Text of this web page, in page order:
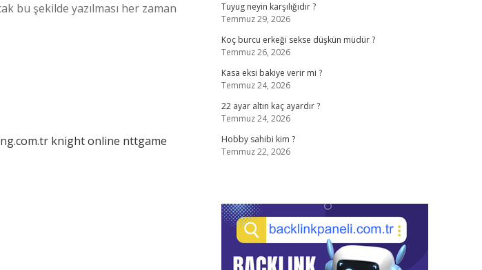
bu şekilde yazılması her zaman
knight online nttgame
Tuyug neyin karşılığıdır ?
Temmuz 29, 2026
Koç burcu erkeği sekse düşkün müdür ?
Temmuz 26, 2026
Kasa eksi bakiye verir mi ?
Temmuz 24, 2026
22 ayar altın kaç ayardır ?
Temmuz 24, 2026
Hobby sahibi kim ?
Temmuz 22, 2026